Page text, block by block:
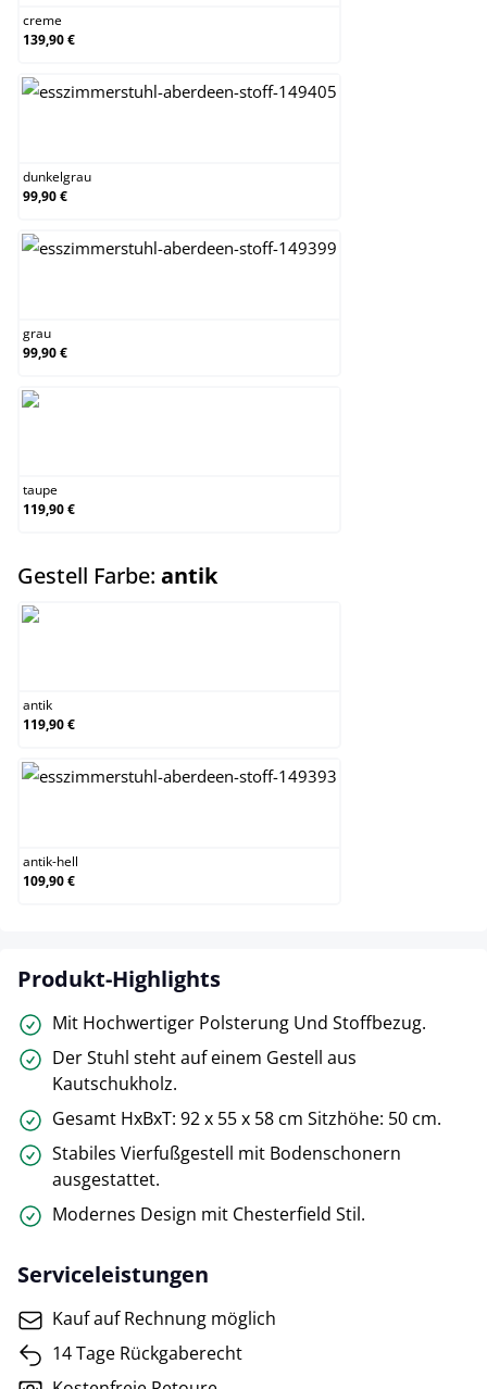
creme
139,90 €
dunkelgrau
99,90 €
grau
99,90 €
taupe
119,90 €
Gestell Farbe: antikauswählen
antik
119,90 €
antik-hell
109,90 €
Produkt-Highlights
Mit Hochwertiger Polsterung Und Stoffbezug.
Der Stuhl steht auf einem Gestell aus
Kautschukholz.
Gesamt HxBxT: 92 x 55 x 58 cm Sitzhöhe: 50 cm.
Stabiles Vierfußgestell mit Bodenschonern
ausgestattet.
Modernes Design mit Chesterfield Stil.
Serviceleistungen
Kauf auf Rechnung möglich
14 Tage Rückgaberecht